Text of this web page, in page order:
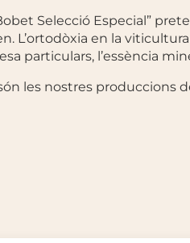
Selecció Especial”
L’ortodòxia en la
particulars, l’essència
les nostres produccions